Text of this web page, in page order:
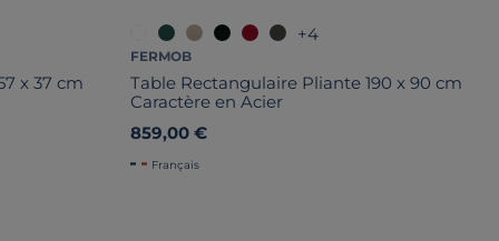
x 37 cm
+4
FERMOB
Table Rectangulaire Pliante 190 x 90 cm
Caractère en Acier
859,00 €
Français